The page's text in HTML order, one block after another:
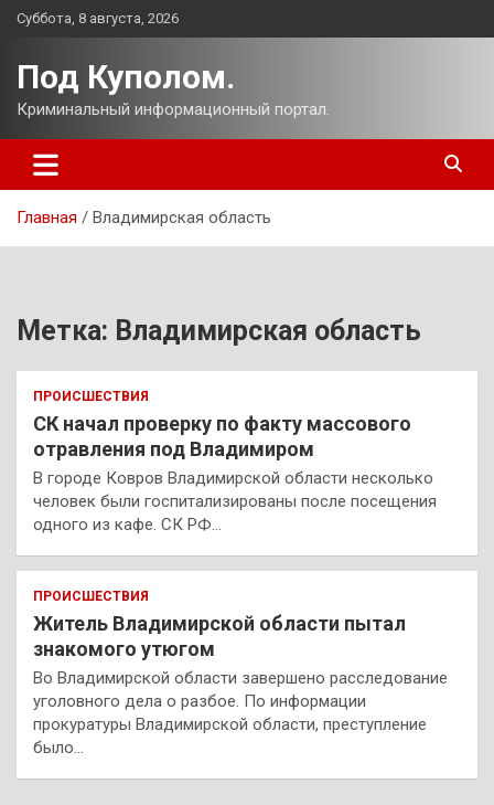
Перейти
Суббота, 8 августа, 2026
Под Куполом.
Криминальный информационный портал.
Главная Владимирская область
Метка: Владимирская область
ПРОИСШЕСТВИЯ
СК начал проверку по факту массового
отравления под Владимиром
В городе Ковров Владимирской области несколько
человек были госпитализированы после посещения
одного из кафе. СК РФ…
ПРОИСШЕСТВИЯ
Житель Владимирской области пытал
знакомого утюгом
Во Владимирской области завершено расследование
уголовного дела о разбое. По информации
прокуратуры Владимирской области, преступление
было…